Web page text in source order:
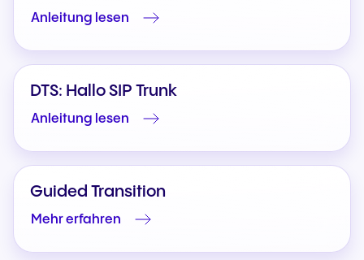
Anleitung lesen
DTS: Hallo SIP Trunk
Anleitung lesen
Guided Transition
Mehr erfahren